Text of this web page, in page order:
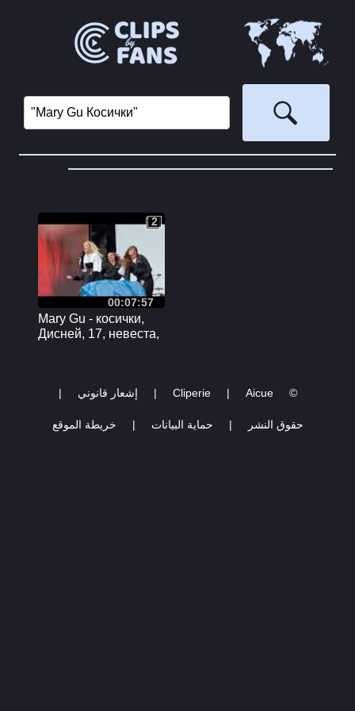
00:07:57
2
2
Mary Gu - косички,
Дисней, 17, невеста,
©
Aicue
| Cliperie | إشعار قانوني |
حقوق النشر | حماية البيانات | خريطة الموقع